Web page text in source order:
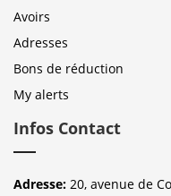
Avoirs
Adresses
Bons de réduction
My alerts
Infos Contact
Adresse: 20, avenue de